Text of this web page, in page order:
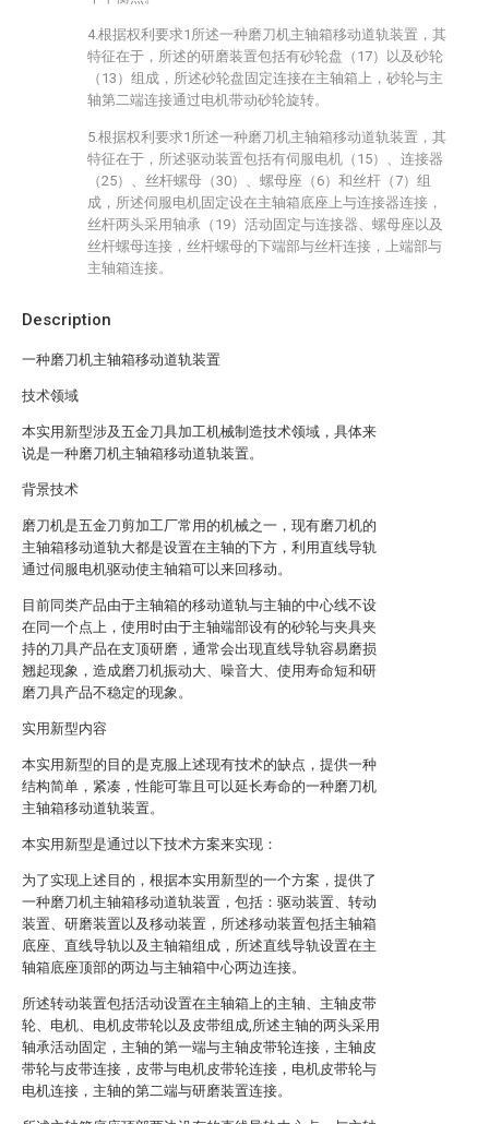
Description
一种磨刀机主轴箱移动道轨装置
技术领域
本实用新型涉及五金刀具加工机械制造技术领域，具体来
说是一种磨刀机主轴箱移动道轨装置。
背景技术
磨刀机是五金刀剪加工厂常用的机械之一，现有磨刀机的
主轴箱移动道轨大都是设置在主轴的下方，利用直线导轨
通过伺服电机驱动使主轴箱可以来回移动。
目前同类产品由于主轴箱的移动道轨与主轴的中心线不设
在同一个点上，使用时由于主轴端部设有的砂轮与夹具夹
持的刀具产品在支顶研磨，通常会出现直线导轨容易磨损
翘起现象，造成磨刀机振动大、噪音大、使用寿命短和研
磨刀具产品不稳定的现象。
实用新型内容
本实用新型的目的是克服上述现有技术的缺点，提供一种
结构简单，紧凑，性能可靠且可以延长寿命的一种磨刀机
主轴箱移动道轨装置。
本实用新型是通过以下技术方案来实现：
为了实现上述目的，根据本实用新型的一个方案，提供了
一种磨刀机主轴箱移动道轨装置，包括：驱动装置、转动
装置、研磨装置以及移动装置，所述移动装置包括主轴箱
底座、直线导轨以及主轴箱组成，所述直线导轨设置在主
轴箱底座顶部的两边与主轴箱中心两边连接。
所述转动装置包括活动设置在主轴箱上的主轴、主轴皮带
轮、电机、电机皮带轮以及皮带组成,所述主轴的两头采用
轴承活动固定，主轴的第一端与主轴皮带轮连接，主轴皮
带轮与皮带连接，皮带与电机皮带轮连接，电机皮带轮与
电机连接，主轴的第二端与研磨装置连接。
4.根据权利要求1所述一种磨刀机主轴箱移动道轨装置，其
特征在于，所述的研磨装置包括有砂轮盘（17）以及砂轮
（13）组成，所述砂轮盘固定连接在主轴箱上，砂轮与主
轴第二端连接通过电机带动砂轮旋转。
5.根据权利要求1所述一种磨刀机主轴箱移动道轨装置，其
特征在于，所述驱动装置包括有伺服电机（15）、连接器
（25）、丝杆螺母（30）、螺母座（6）和丝杆（7）组
成，所述伺服电机固定设在主轴箱底座上与连接器连接，
丝杆两头采用轴承（19）活动固定与连接器、螺母座以及
丝杆螺母连接，丝杆螺母的下端部与丝杆连接，上端部与
主轴箱连接。